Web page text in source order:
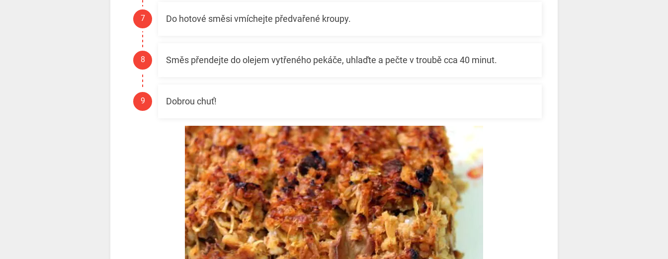
Do hotové směsi vmíchejte předvařené kroupy.
Směs přendejte do olejem vytřeného pekáče, uhlaďte a pečte v troubě cca 40 minut.
Dobrou chuť!